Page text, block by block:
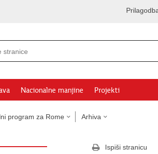
Nacionalne manjine Projekti
program za Rome
Arhiva
Ispiši stranicu